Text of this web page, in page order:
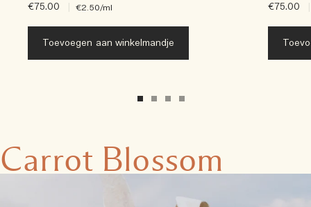
€75.00 €2.50/ml
Toevoegen aan winkelmandje
€75.00
Carrot Blossom